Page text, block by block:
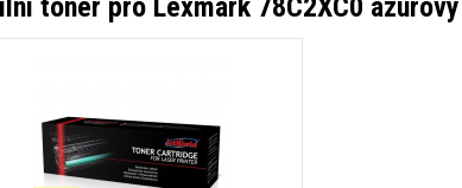
toner pro Lexmark 78C2XC0